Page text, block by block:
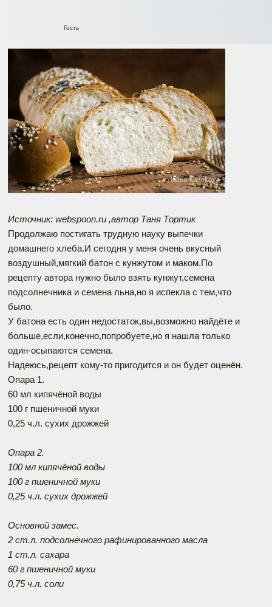
Гость
Источник: webspoon.ru ,автор Таня Тортик
Продолжаю постигать трудную науку выпечки
домашнего хлеба.И сегодня у меня очень вкусный
воздушный,мягкий батон с кунжутом и маком.По
рецепту автора нужно было взять кунжут,семена
подсолнечника и семена льна,но я испекла с тем,что
было.
У батона есть один недостаток,вы,возможно найдёте и
больше,если,конечно,попробуете,но я нашла только
один-осыпаются семена.
Надеюсь,рецепт кому-то пригодится и он будет оценён.
Опара 1.
60 мл кипячёной воды
100 г пшеничной муки
0,25 ч.л. сухих дрожжей
Опара 2.
100 мл кипячёной воды
100 г пшеничной муки
0,25 ч.л. сухих дрожжей
Основной замес.
2 ст.л. подсолнечного рафинированного масла
1 ст.л. сахара
60 г пшеничной муки
0,75 ч.л. соли